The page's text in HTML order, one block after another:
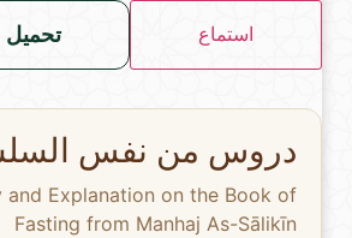
استماع تحميل
دروس من نفس
and Explanation on the Book of
Fasting from Manhaj As-Sālikīn